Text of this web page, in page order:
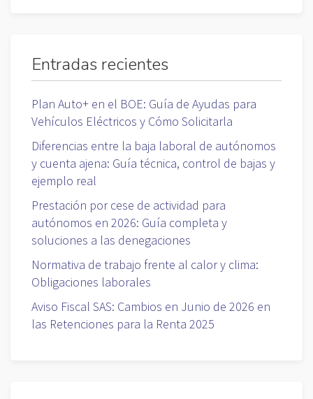
Entradas recientes
Plan Auto+ en el BOE: Guía de Ayudas para
Vehículos Eléctricos y Cómo Solicitarla
Diferencias entre la baja laboral de autónomos
y cuenta ajena: Guía técnica, control de bajas y
ejemplo real
Prestación por cese de actividad para
autónomos en 2026: Guía completa y
soluciones a las denegaciones
Normativa de trabajo frente al calor y clima:
Obligaciones laborales
Aviso Fiscal SAS: Cambios en Junio de 2026 en
las Retenciones para la Renta 2025